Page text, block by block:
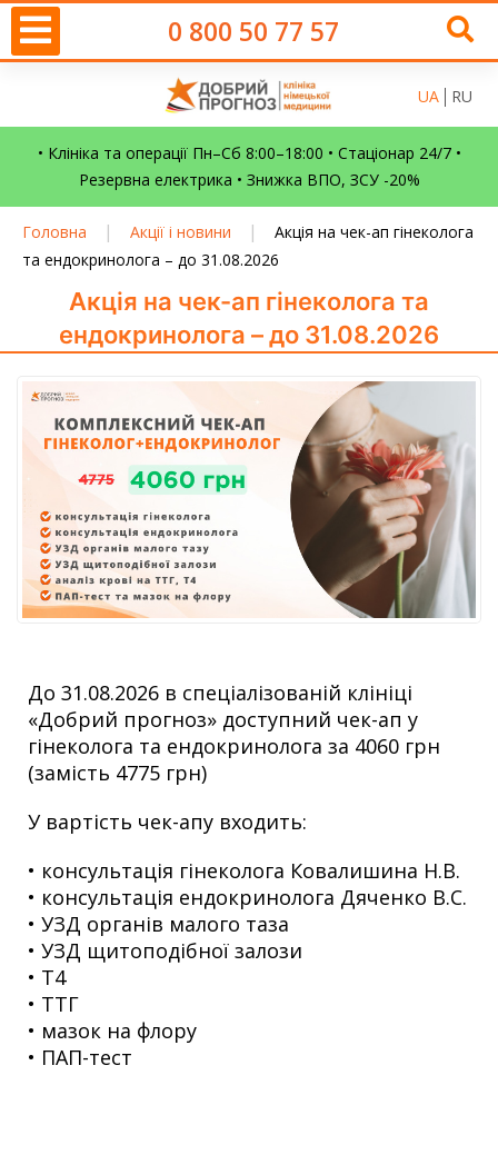
0 800 50 77 57
UA RU
• Клініка та операції Пн–Сб 8:00–18:00 • Стаціонар 24/7 •
Резервна електрика • Знижка ВПО, ЗСУ -20%
Головна | Акції і новини |
Акція на чек-ап гінеколога
та ендокринолога – до 31.08.2026
Акція на чек-ап гінеколога та
ендокринолога – до 31.08.2026
До 31.08.2026 в спеціалізованій клініці
«Добрий прогноз» доступний чек-ап у
гінеколога та ендокринолога за 4060 грн
(замість 4775 грн)
У вартість чек-апу входить:
• консультація гінеколога Ковалишина Н.В.
• консультація ендокринолога Дяченко В.С.
• УЗД органів малого таза
• УЗД щитоподібної залози
• Т4
• ТТГ
• мазок на флору
• ПАП-тест